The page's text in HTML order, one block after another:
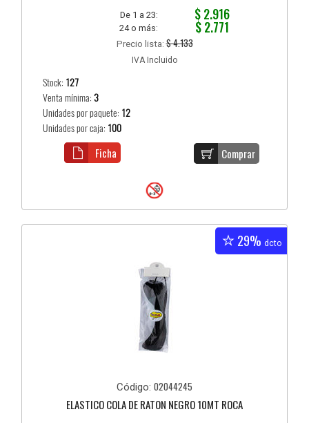
De 1 a 23: $ 2.916
24 o más: $ 2.771
Precio lista:$ 4.133
IVA Incluido
Stock: 127
Venta mínima:3
Unidades por paquete: 12
Unidades por caja: 100
Comprar
Ficha
29% dcto
Código: 02044245
ELASTICO COLA DE RATON NEGRO 10MT ROCA